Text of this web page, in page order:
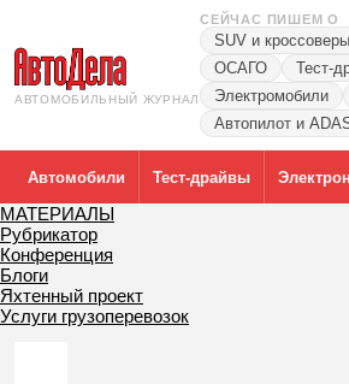
АВТОМОБИЛЬНЫЙ ЖУРНАЛ
СЕЙЧАС ПИШЕМ О
SUV и кроссоверы
ОСАГО
Тест-
Электромобили
Автопилот и
Автомобили Тест-драйвы
МАТЕРИАЛЫ
Рубрикатор
Конференция
Блоги
Яхтенный проект
Услуги грузоперевозок